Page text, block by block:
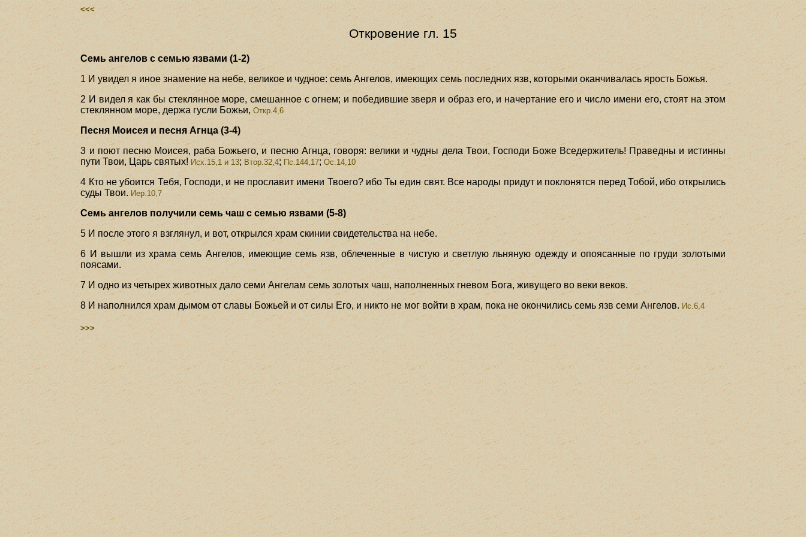
<<<
Откровение гл. 15
Семь ангелов с семью язвами (1-2)
1 И увидел я иное знамение на небе, великое и чудное: семь Ангелов, имеющих семь последних язв, которыми оканчивалась ярость Божья.
2 И видел я как бы стеклянное море, смешанное с огнем; и победившие зверя и образ его, и начертание его и число имени его, стоят на этом
стеклянном море, держа гусли Божьи, Откр.4,6
Песня Моисея и песня Агнца (3-4)
3 и поют песню Моисея, раба Божьего, и песню Агнца, говоря: велики и чудны дела Твои, Господи Боже Вседержитель! Праведны и истинны
пути Твои, Царь святых! Исх.15,1 и 13; Втор.32,4; Пс.144,17;Ос.14,10
4 Кто не убоится Тебя, Господи, и не прославит имени Твоего? ибо Ты един свят. Все народы придут и поклонятся перед Тобой, ибо открылись
суды Твои. Иер.10,7
Семь ангелов получили семь чаш с семью язвами (5-8)
5 И после этого я взглянул, и вот, открылся храм скинии свидетельства на небе.
6 И вышли из храма семь Ангелов, имеющие семь язв, облеченные в чистую и светлую льняную одежду и опоясанные по груди золотыми
поясами.
7 И одно из четырех животных дало семи Ангелам семь золотых чаш, наполненных гневом Бога, живущего во веки веков.
8 И наполнился храм дымом от славы Божьей и от силы Его, и никто не мог войти в храм, пока не окончились семь язв семи Ангелов. Ис.6,4
>>>